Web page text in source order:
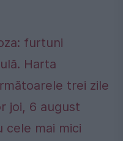
furtuni
Harta
trei zile
joi, 6 august
cele mai mici